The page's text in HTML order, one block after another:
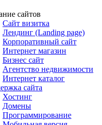
сайтов
Сайт визитка
Лендинг (Landing page)
Корпоративный сайт
Интернет магазин
Бизнес сайт
Агентство недвижимости
Интернет каталог
сайта
Хостинг
Домены
Программирование